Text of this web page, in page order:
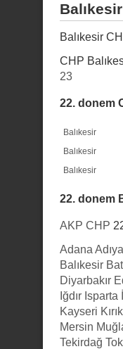
Balıkesir
CHP
23
22. donem
Balıkesir
Balıkesir
Balıkesir
22. donem
AKP CHP
Adana
Balıkesir
Diyarbakır
Iğdır Isparta
Kayseri
Mersin
Tekirdağ